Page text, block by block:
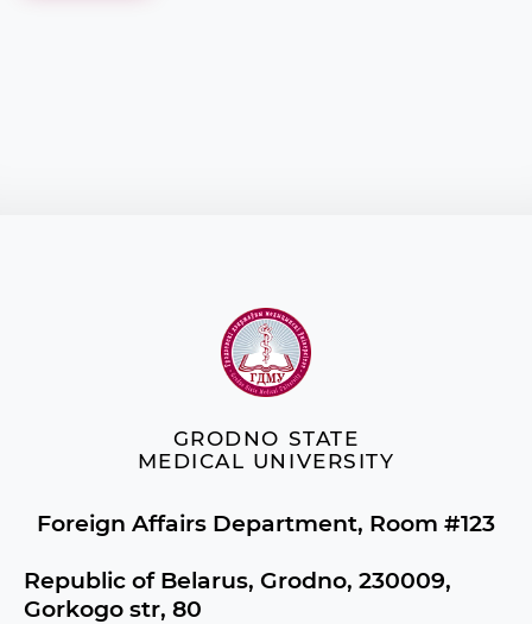
GRODNO STATE
MEDICAL UNIVERSITY
Foreign Affairs Department, Room #123
Republic of Belarus, Grodno, 230009,
Gorkogo str, 80